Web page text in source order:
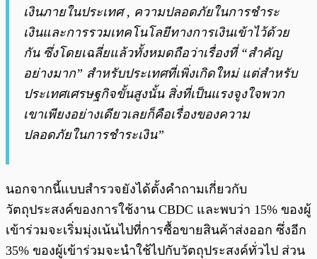
เงินภายในประเทศ , ความปลอดภัยในการชำระ
เงินและการรวมเทคโนโลยีทางการเงินเข้าไว้ด้วย
กัน ซึ่งโดยเฉลี่ยแล้วทั้งหมดถือว่าเรื่องที่ “สำคัญ
อย่างมาก” สำหรับประเทศที่เพิ่งเกิดใหม่ แต่สำหรับ
ประเทศเศรษฐกิจขั้นสูงนั้น สิ่งที่เป็นแรงจูงใจพวก
เขาเพียงอย่างเดียวเลยก็คือเรื่องของความ
ปลอดภัยในการชำระเงิน”
นอกจากนี้แบบสำรวจยังได้ตั้งคำถามเกี่ยวกับ
วัตถุประสงค์ของการใช้งาน CBDC และพบว่า 15% ของผู้
เข้าร่วมจะเริ่มมุ่งเน้นไปที่การซื้อขายสินค้าส่งออก ซึ่งอีก
35% ของผู้เข้าร่วมจะนำใช้ไปกับวัตถุประสงค์ทั่วไป ส่วน